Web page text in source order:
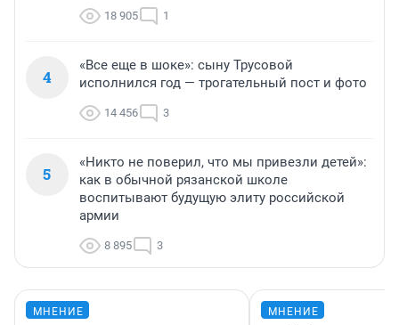
18 905 1
4
«Все еще в шоке»: сыну Трусовой
исполнился год — трогательный пост и фото
14 456 3
5
«Никто не поверил, что мы привезли детей»:
как в обычной рязанской школе
воспитывают будущую элиту российской
армии
8 895 3
МНЕНИЕ МНЕНИЕ